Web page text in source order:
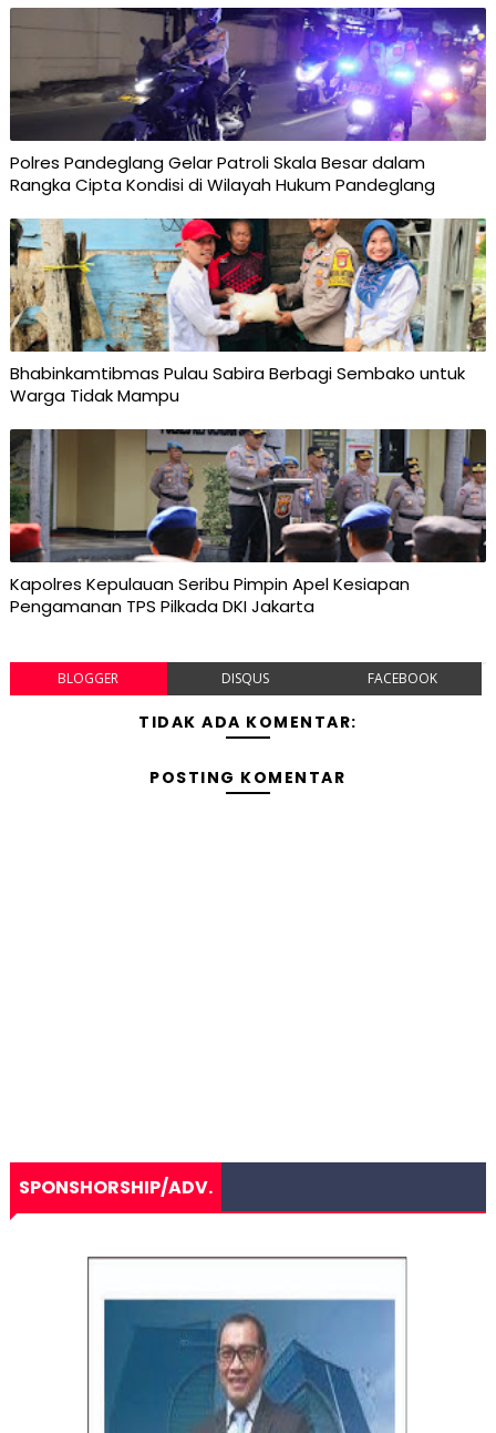
Polres Pandeglang Gelar Patroli Skala Besar dalam
Rangka Cipta Kondisi di Wilayah Hukum Pandeglang
Bhabinkamtibmas Pulau Sabira Berbagi Sembako untuk
Warga Tidak Mampu
Kapolres Kepulauan Seribu Pimpin Apel Kesiapan
Pengamanan TPS Pilkada DKI Jakarta
BLOGGER DISQUS FACEBOOK
TIDAK ADA KOMENTAR:
POSTING KOMENTAR
SPONSHORSHIP/ADV.